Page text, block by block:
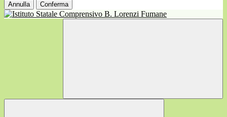
Annulla Conferma